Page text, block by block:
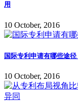
用
10 October, 2016
国际专利申请有哪些途径
10 October, 2016